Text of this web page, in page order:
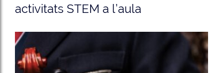
activitats STEM a l’aula